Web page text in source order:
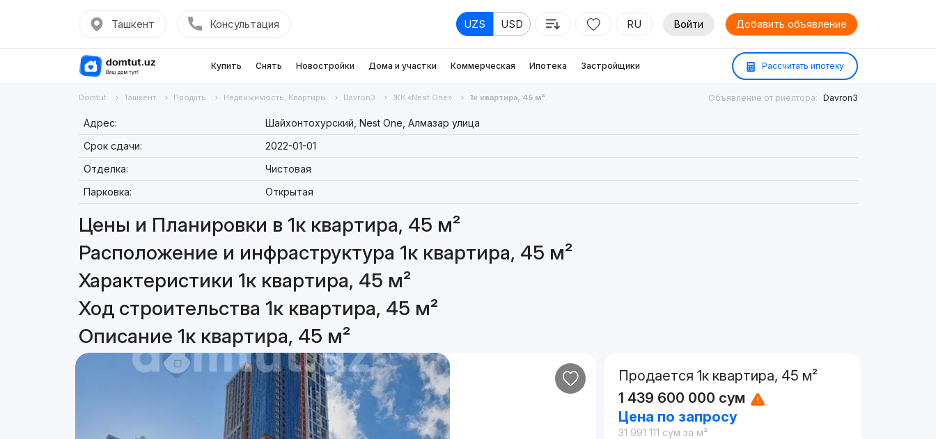
Ташкент Консультация UZS USD RU Войти Добавить объявление
Купить Снять Новостройки Дома и участки Коммерческая Ипотека Застройщики Рассчитать ипотеку
Domtut Ташкент Продать Недвижимость, Квартиры Davron3 ЖК «Nest One» 1к квартира, 45 м² Объявление от риелтора: Davron3
Адрес:
Шайхонтохурский, Nest One, Алмазар улица
Срок сдачи:
2022-01-01
Отделка:
Чистовая
Парковка:
Открытая
Цены и Планировки в 1к квартира, 45 м²
Расположение и инфраструктура 1к квартира, 45 м²
Характеристики 1к квартира, 45 м²
Ход строительства 1к квартира, 45 м²
Описание 1к квартира, 45 м²
Продается 1к квартира, 45 м²
1 439 600 000 сум
Цена по запросу
31 991 111 сум за м²